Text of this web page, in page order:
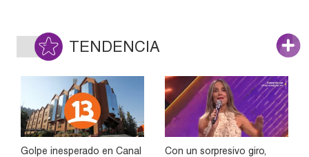
TENDENCIA
Golpe inesperado en Canal
Con un sorpresivo giro,